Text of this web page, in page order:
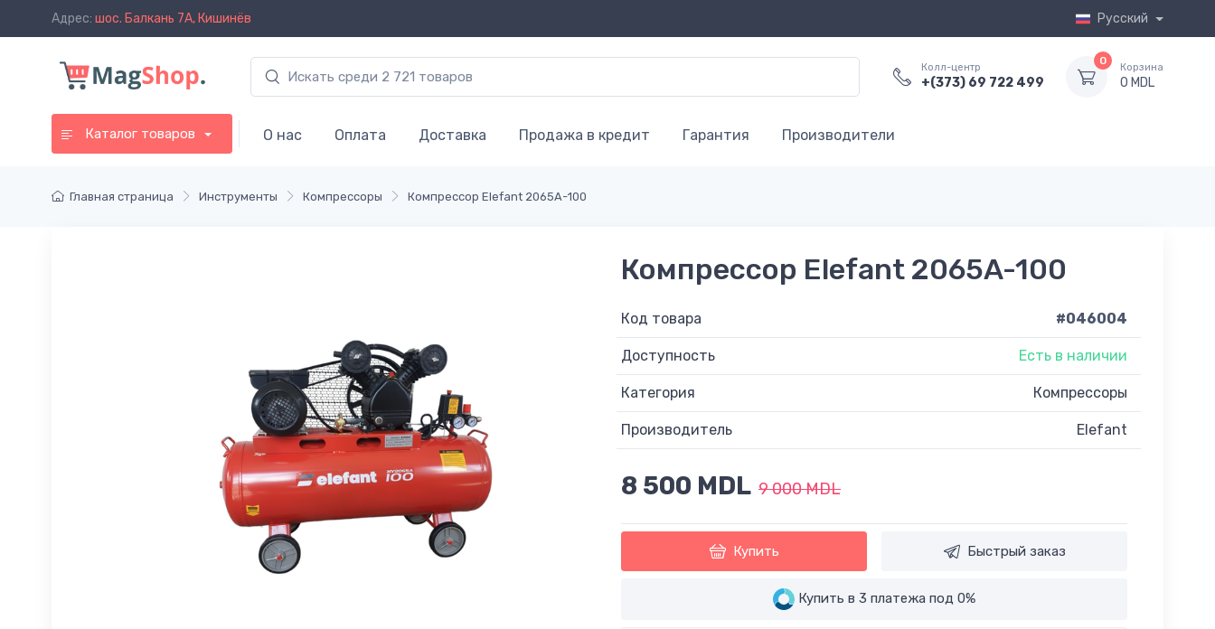
Адрес: шос. Балкань 7A, Кишинёв Русский
Колл-центр
+(373) 69 722 499
0
Корзина
0 MDL
Каталог товаров О нас Оплата Доставка Продажа в кредит Гарантия Производители
Главная страница Инструменты Компрессоры Компрессор Elefant 2065A-100
Компрессор Elefant 2065A-100
Код товара #046004
Доступность Есть в наличии
Категория Компрессоры
Производитель Elefant
8 500 MDL 9 000 MDL
Купить Быстрый заказ
Купить в 3 платежа под 0%